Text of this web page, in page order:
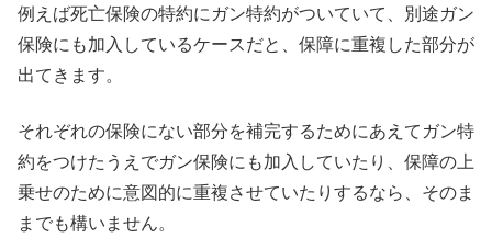
例えば死亡保険の特約にガン特約がついていて、別途ガン
保険にも加入しているケースだと、保障に重複した部分が
出てきます。
それぞれの保険にない部分を補完するためにあえてガン特
約をつけたうえでガン保険にも加入していたり、保障の上
乗せのために意図的に重複させていたりするなら、そのま
までも構いません。